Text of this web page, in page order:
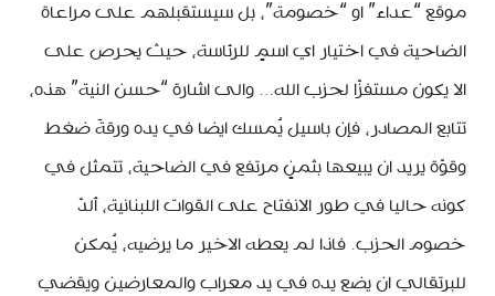
موقع “عداء” او “خصومة”، بل سيستقبلهم على مراعاة
الضاحية في اختيار اي اسمٍ للرئاسة، حيث يحرص على
الا يكون مستفزّا لحزب الله… والى اشارة “حسن النية” هذه،
تتابع المصادر، فإن باسيل يُمسك ايضا في يده ورقةَ ضغط
وقوّة يريد ان يبيعها بثمنٍ مرتفع في الضاحية، تتمثل في
كونه حاليا في طور الانفتاح على القوات اللبنانية، ألدّ
خصوم الحزب. فاذا لم يعطه الاخير ما يرضيه، يُمكن
للبرتقالي ان يضع يده في يد معراب والمعارضين ويقضي